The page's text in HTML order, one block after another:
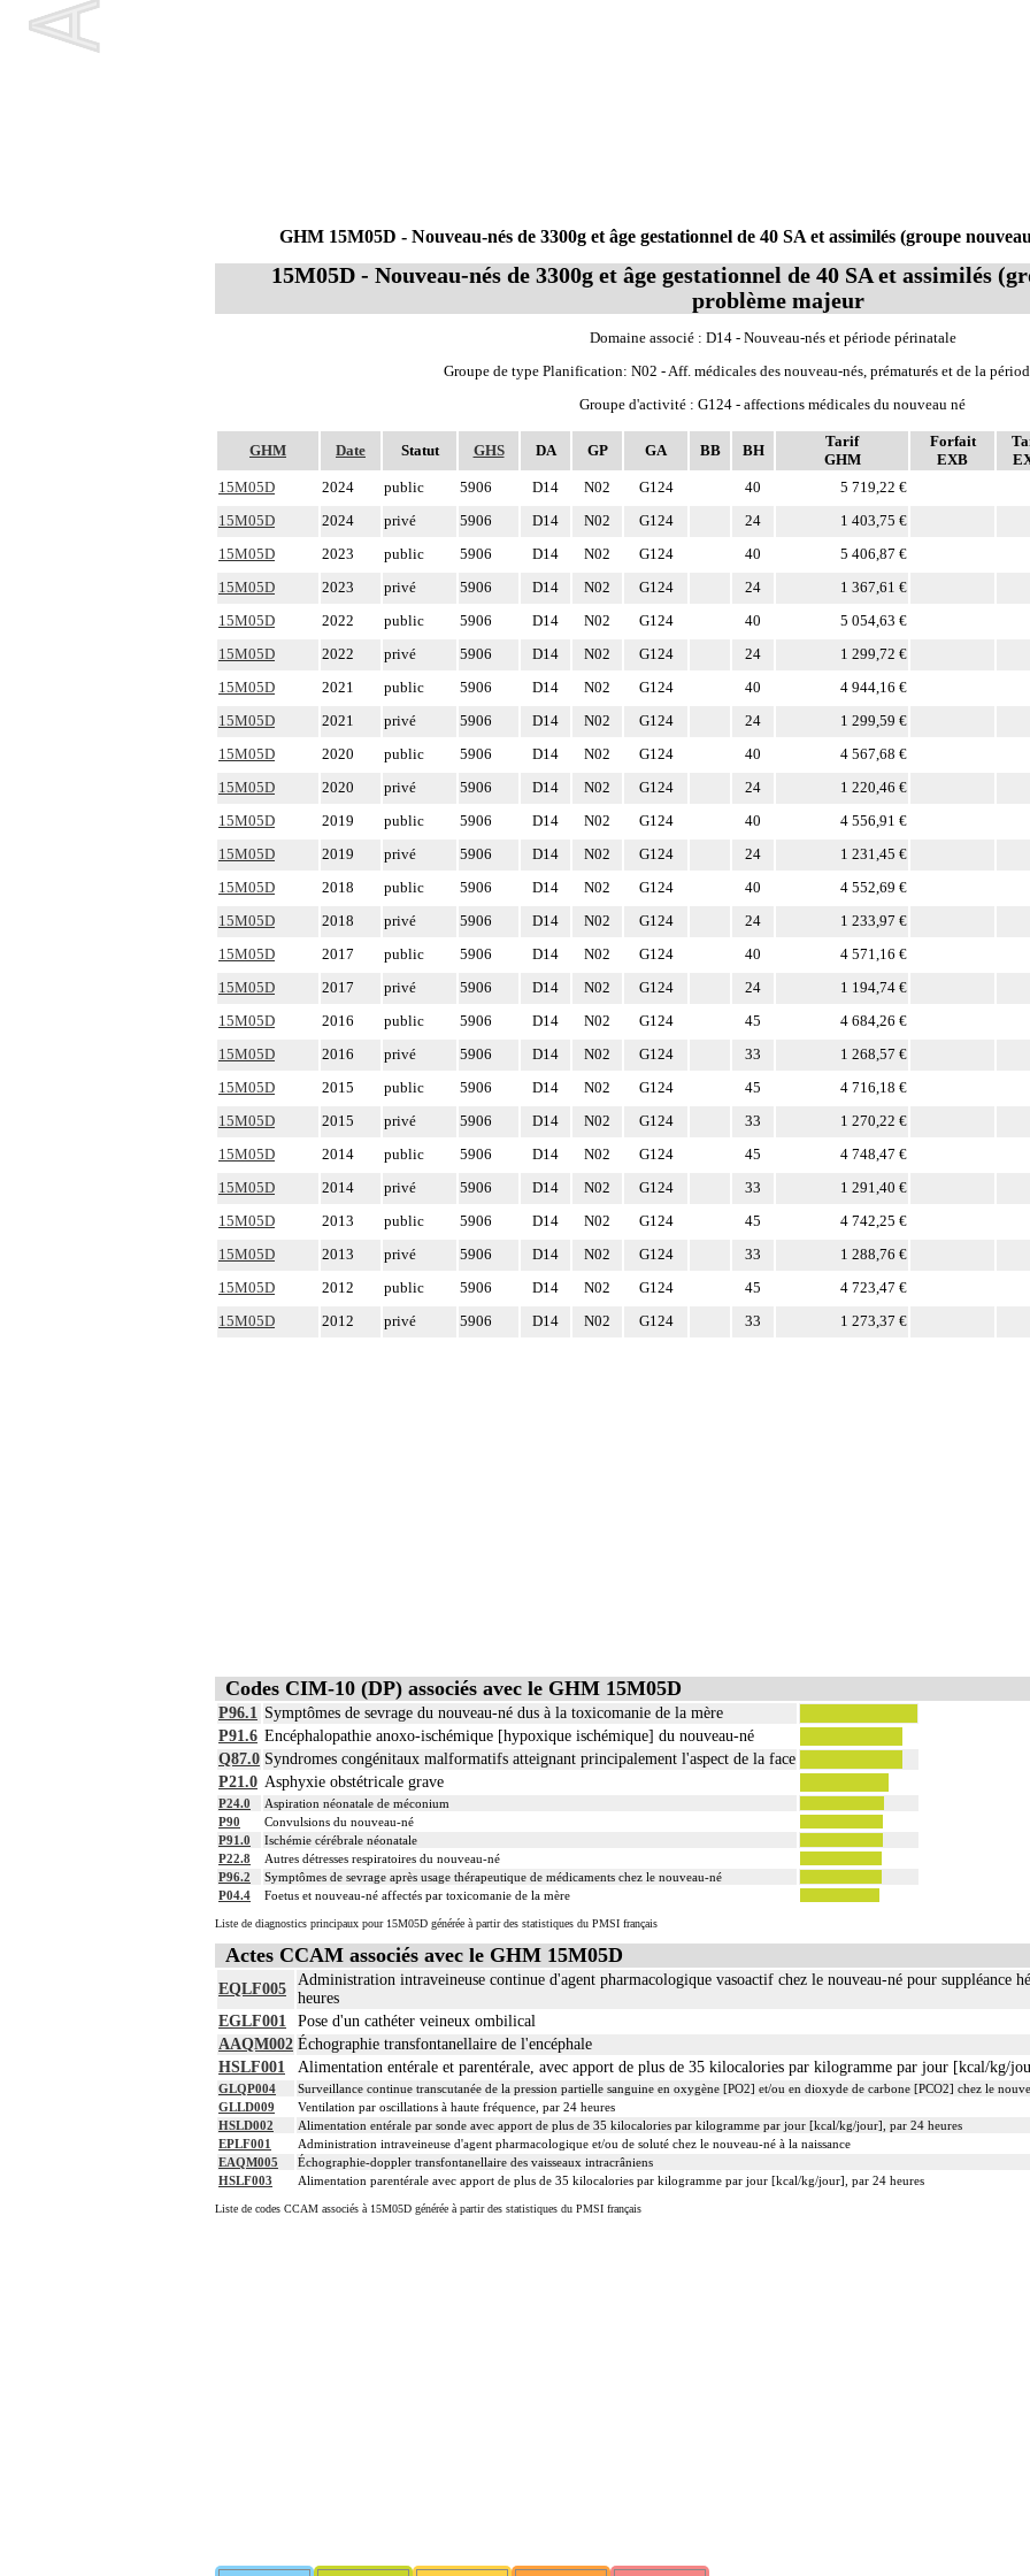
GHM Date Statut GHS DA GP GA BB BH
Tarif
GHM
Forfait
EXB
15M05D 2024 public 5906 D14 N02 G124 40 5 719,22 €
15M05D
2024 privé 5906 D14 N02 G124 24 1 403,75 €
15M05D
2023 public 5906 D14 N02 G124 40 5 406,87 €
15M05D
2023 privé 5906 D14 N02 G124 24 1 367,61 €
15M05D
2022 public 5906 D14 N02 G124 40 5 054,63 €
15M05D
2022 privé 5906 D14 N02 G124 24 1 299,72 €
15M05D
2021 public 5906 D14 N02 G124 40 4 944,16 €
15M05D
2021 privé 5906 D14 N02 G124 24 1 299,59 €
15M05D
2020 public 5906 D14 N02 G124 40 4 567,68 €
15M05D
2020 privé 5906 D14 N02 G124 24 1 220,46 €
15M05D
2019 public 5906 D14 N02 G124 40 4 556,91 €
15M05D
2019 privé 5906 D14 N02 G124 24 1 231,45 €
15M05D
2018 public 5906 D14 N02 G124 40 4 552,69 €
15M05D
2018 privé 5906 D14 N02 G124 24 1 233,97 €
15M05D
2017 public 5906 D14 N02 G124 40 4 571,16 €
15M05D
2017 privé 5906 D14 N02 G124 24 1 194,74 €
15M05D
2016 public 5906 D14 N02 G124 45 4 684,26 €
15M05D
2016 privé 5906 D14 N02 G124 33 1 268,57 €
15M05D
2015 public 5906 D14 N02 G124 45 4 716,18 €
15M05D
2015 privé 5906 D14 N02 G124 33 1 270,22 €
15M05D
2014 public 5906 D14 N02 G124 45 4 748,47 €
15M05D
2014 privé 5906 D14 N02 G124 33 1 291,40 €
15M05D
2013 public 5906 D14 N02 G124 45 4 742,25 €
15M05D
2013 privé 5906 D14 N02 G124 33 1 288,76 €
15M05D
2012 public 5906 D14 N02 G124 45 4 723,47 €
15M05D
2012 privé 5906 D14 N02 G124 33 1 273,37 €
GHM 15M05D - Nouveau-nés de 3300g et âge gestationnel de 40 SA et assimilés (groupe
15M05D - Nouveau-nés de 3300g et âge gestationnel de 40 SA et assimilés
problème majeur
Domaine associé : D14 - Nouveau-nés et période périnatale
Groupe de type Planification: N02 - Aff. médicales des nouveau-nés, prématurés et de la
Groupe d'activité : G124 - affections médicales du nouveau né
Codes CIM-10 (DP) associés avec le GHM 15M05D
P96.1 Symptômes de sevrage du nouveau-né dus à la toxicomanie de la mère
P91.6 Encéphalopathie anoxo-ischémique [hypoxique ischémique] du nouveau-né
Q87.0 Syndromes congénitaux malformatifs atteignant principalement l'aspect de la face
P21.0 Asphyxie obstétricale grave
P24.0
Aspiration néonatale de méconium
P90
Convulsions du nouveau-né
P91.0
Ischémie cérébrale néonatale
P22.8
Autres détresses respiratoires du nouveau-né
P96.2
Symptômes de sevrage après usage thérapeutique de médicaments chez le nouveau-né
P04.4
Foetus et nouveau-né affectés par toxicomanie de la mère
Liste de diagnostics principaux pour 15M05D générée à partir des statistiques du PMSI français
Actes CCAM associés avec le GHM 15M05D
EQLF005
Administration intraveineuse continue d'agent pharmacologique vasoactif chez le nouveau-né pour suppléance
heures
EGLF001
Pose d'un cathéter veineux ombilical
AAQM002 Échographie transfontanellaire de l'encéphale
HSLF001
Alimentation entérale et parentérale, avec apport de plus de 35 kilocalories par kilogramme par jour [kcal/kg/
GLQP004
Surveillance continue transcutanée de la pression partielle sanguine en oxygène [PO2] et/ou en dioxyde de carbone [PCO2] chez le
GLLD009
Ventilation par oscillations à haute fréquence, par 24 heures
HSLD002
Alimentation entérale par sonde avec apport de plus de 35 kilocalories par kilogramme par jour [kcal/kg/jour], par 24 heures
EPLF001
Administration intraveineuse d'agent pharmacologique et/ou de soluté chez le nouveau-né à la naissance
EAQM005
Échographie-doppler transfontanellaire des vaisseaux intracrâniens
HSLF003
Alimentation parentérale avec apport de plus de 35 kilocalories par kilogramme par jour [kcal/kg/jour], par 24 heures
Liste de codes CCAM associés à 15M05D générée à partir des statistiques du PMSI français